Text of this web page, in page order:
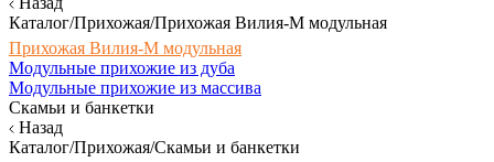
Каталог/Прихожая/Прихожая Вилия-М модульная
Прихожая Вилия-М модульная
Модульные прихожие из дуба
Модульные прихожие из массива
Скамьи и банкетки
Назад
Каталог/Прихожая/Скамьи и банкетки